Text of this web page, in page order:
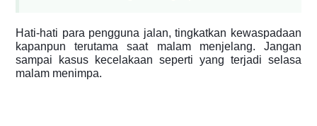
Hati-hati para pengguna jalan, tingkatkan kewaspadaan
kapanpun terutama saat malam menjelang. Jangan
sampai kasus kecelakaan seperti yang terjadi selasa
malam menimpa.